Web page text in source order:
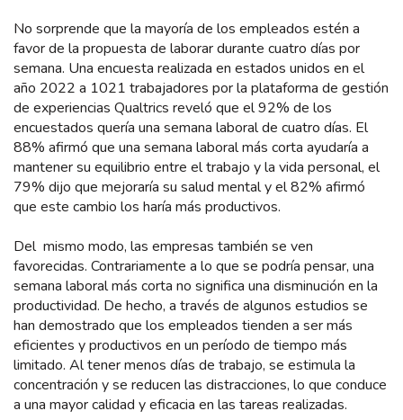
No sorprende que la mayoría de los empleados estén a
favor de la propuesta de laborar durante cuatro días por
semana. Una encuesta realizada en estados unidos en el
año 2022 a 1021 trabajadores por la plataforma de gestión
de experiencias Qualtrics reveló que el 92% de los
encuestados quería una semana laboral de cuatro días. El
88% afirmó que una semana laboral más corta ayudaría a
mantener su equilibrio entre el trabajo y la vida personal, el
79% dijo que mejoraría su salud mental y el 82% afirmó
que este cambio los haría más productivos.
Del mismo modo, las empresas también se ven
favorecidas. Contrariamente a lo que se podría pensar, una
semana laboral más corta no significa una disminución en la
productividad. De hecho, a través de algunos estudios se
han demostrado que los empleados tienden a ser más
eficientes y productivos en un período de tiempo más
limitado. Al tener menos días de trabajo, se estimula la
concentración y se reducen las distracciones, lo que conduce
a una mayor calidad y eficacia en las tareas realizadas.